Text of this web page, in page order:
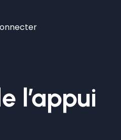
l’appui